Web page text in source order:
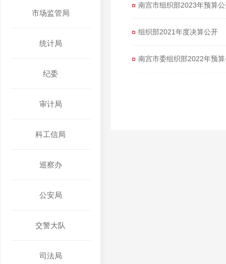
市场监管局
统计局
纪委
审计局
科工信局
巡察办
公安局
交警大队
司法局
南宫市组织部2023年预算
组织部2021年度决算公开
南宫市委组织部2022年预